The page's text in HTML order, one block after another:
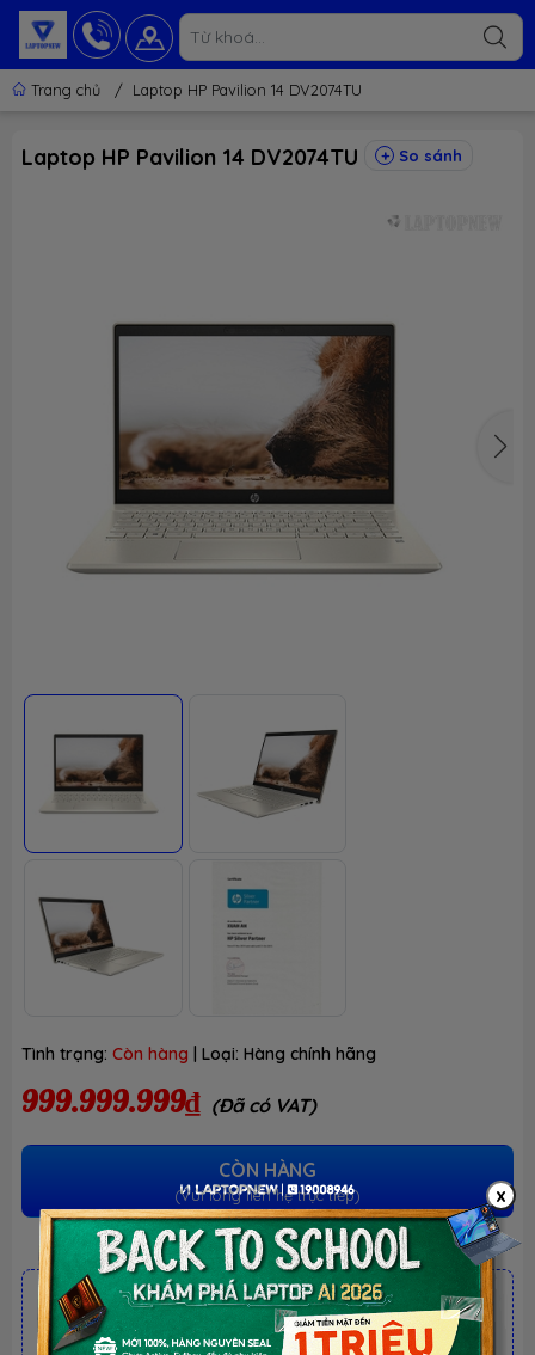
Trang chủ / Laptop HP Pavilion 14 DV2074TU
Laptop HP Pavilion 14 DV2074TU So sánh
Tình trạng: Còn hàng | Loại: Hàng chính hãng
999.999.999₫ (Đã có VAT)
CÒN HÀNG
(Vui lòng liên hệ trực tiếp)
ƯU ĐÃI TỐT NHẤT TRONG NĂM
BACK TO SCHOOL 2026.
Xem chi tiết
x